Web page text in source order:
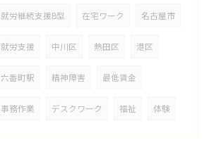
就労継続支援B型 在宅ワーク 名古屋市
就労支援 中川区 熱田区 港区
六番町駅 精神障害 最低賃金
事務作業 デスクワーク 福祉 体験